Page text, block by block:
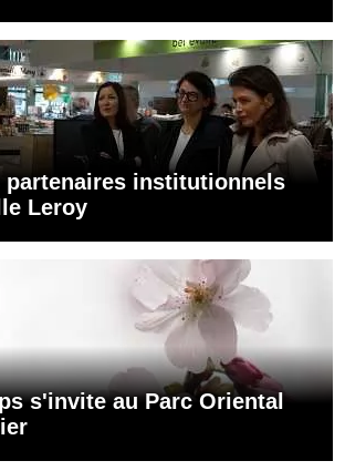
partenaires institutionnels
Leroy
s'invite au Parc Oriental